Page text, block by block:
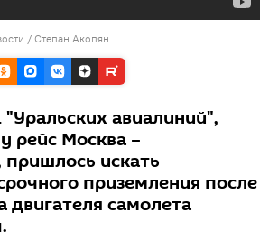
/ Cтепан Акопян
авиалиний",
рейс Москва –
искать
приземления после
двигателя самолета